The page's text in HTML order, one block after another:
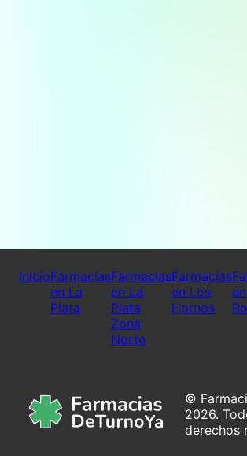
InicioFarmacias
en La
Plata
Farmacias
en La
Plata
Zona
Norte
Farmacias
en Los
Hornos
en
©
2026.
derechos